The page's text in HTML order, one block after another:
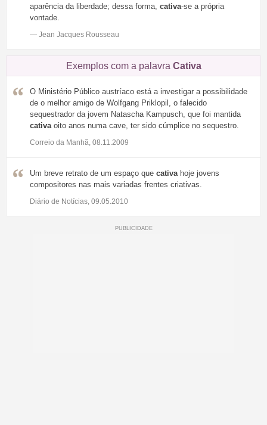
aparência da liberdade; dessa forma, cativa-se a própria
vontade.
— Jean Jacques Rousseau
Exemplos com a palavra Cativa
O Ministério Público austríaco está a investigar a possibilidade
de o melhor amigo de Wolfgang Priklopil, o falecido
sequestrador da jovem Natascha Kampusch, que foi mantida
cativa oito anos numa cave, ter sido cúmplice no sequestro.
Correio da Manhã, 08.11.2009
Um breve retrato de um espaço que cativa hoje jovens
compositores nas mais variadas frentes criativas.
Diário de Notícias, 09.05.2010